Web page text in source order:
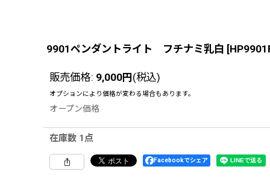
9901ペンダントライト フチナミ乳白 [
販売価格: 9,000円 (税込)
オプションにより価格が変わる場合もあります。
オープン価格
在庫数 1点
Facebookでシェア